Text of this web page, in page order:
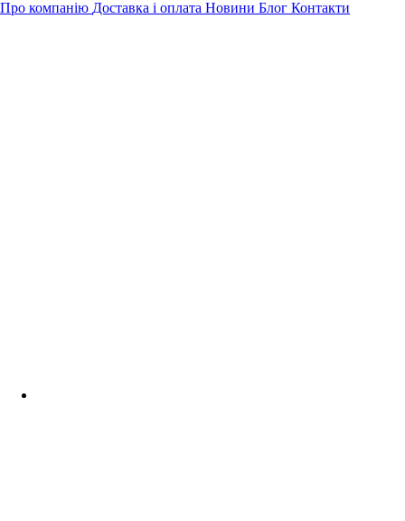
Про компанію Доставка і оплата Новини Блог Контакти